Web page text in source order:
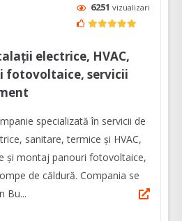
6251 vizualizari
electrice, HVAC,
fotovoltaice, servicii
specializată în servicii de
sanitare, termice și HVAC,
și montaj panouri fotovoltaice,
de căldură. Compania se
Bu...